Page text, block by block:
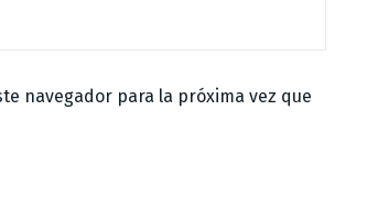
navegador para la próxima vez que